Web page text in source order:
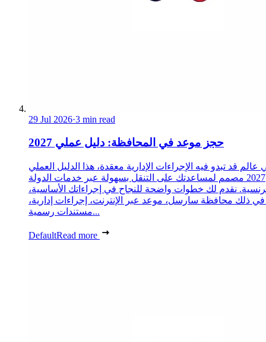
29 Jul 2026·3 min read
حجز موعد في المحافظة: دليل عملي 2027
عالم قد تبدو فيه الإجراءات الإدارية معقدة، هذا الدليل العملي
2027 مصمم لمساعدتك على التنقل بسهولة عبر خدمات الدولة
نقدم لك خطوات واضحة للنجاح في إجراءاتك الأساسية،
في ذلك محافظة سارسل، موعد عبر الإنترنت، إجراءات إدارية،
مستندات رسمية...
DefaultRead more